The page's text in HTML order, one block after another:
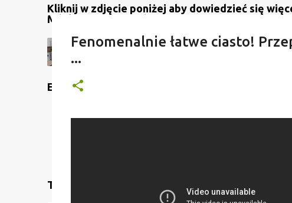
Kliknij w zdjęcie poniżej aby dowiedzieć się
Mój kanał na YouTube
Etykiety
Translate
Fenomenalnie łatwe ciasto!
...